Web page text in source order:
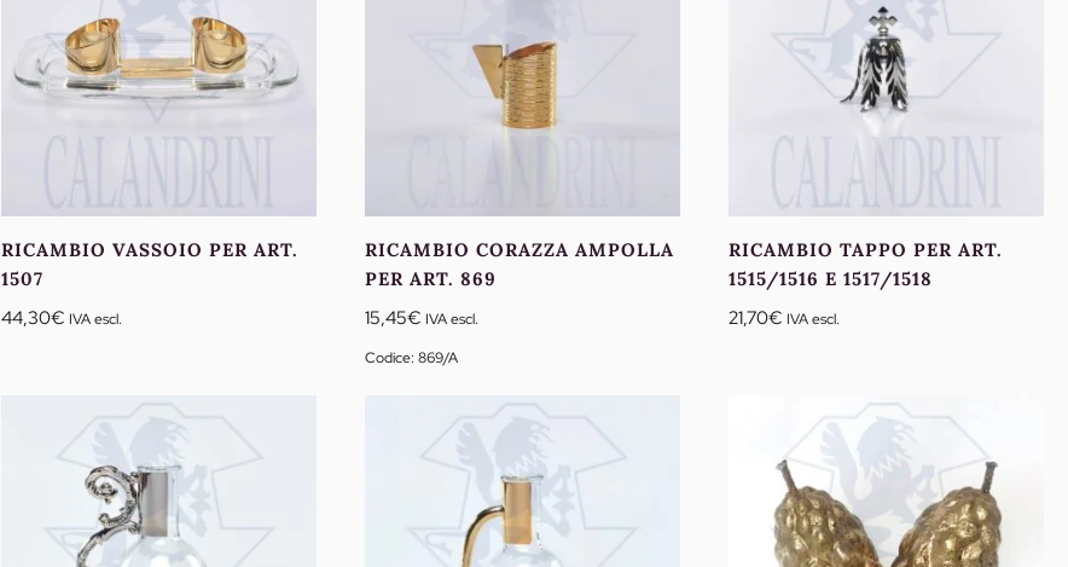
RICAMBIO VASSOIO PER ART.
1507
44,30€ IVA escl.
RICAMBIO CORAZZA AMPOLLA
PER ART. 869
15,45€ IVA escl.
Codice: 869/A
RICAMBIO TAPPO PER ART.
1515/1516 E 1517/1518
21,70€ IVA escl.